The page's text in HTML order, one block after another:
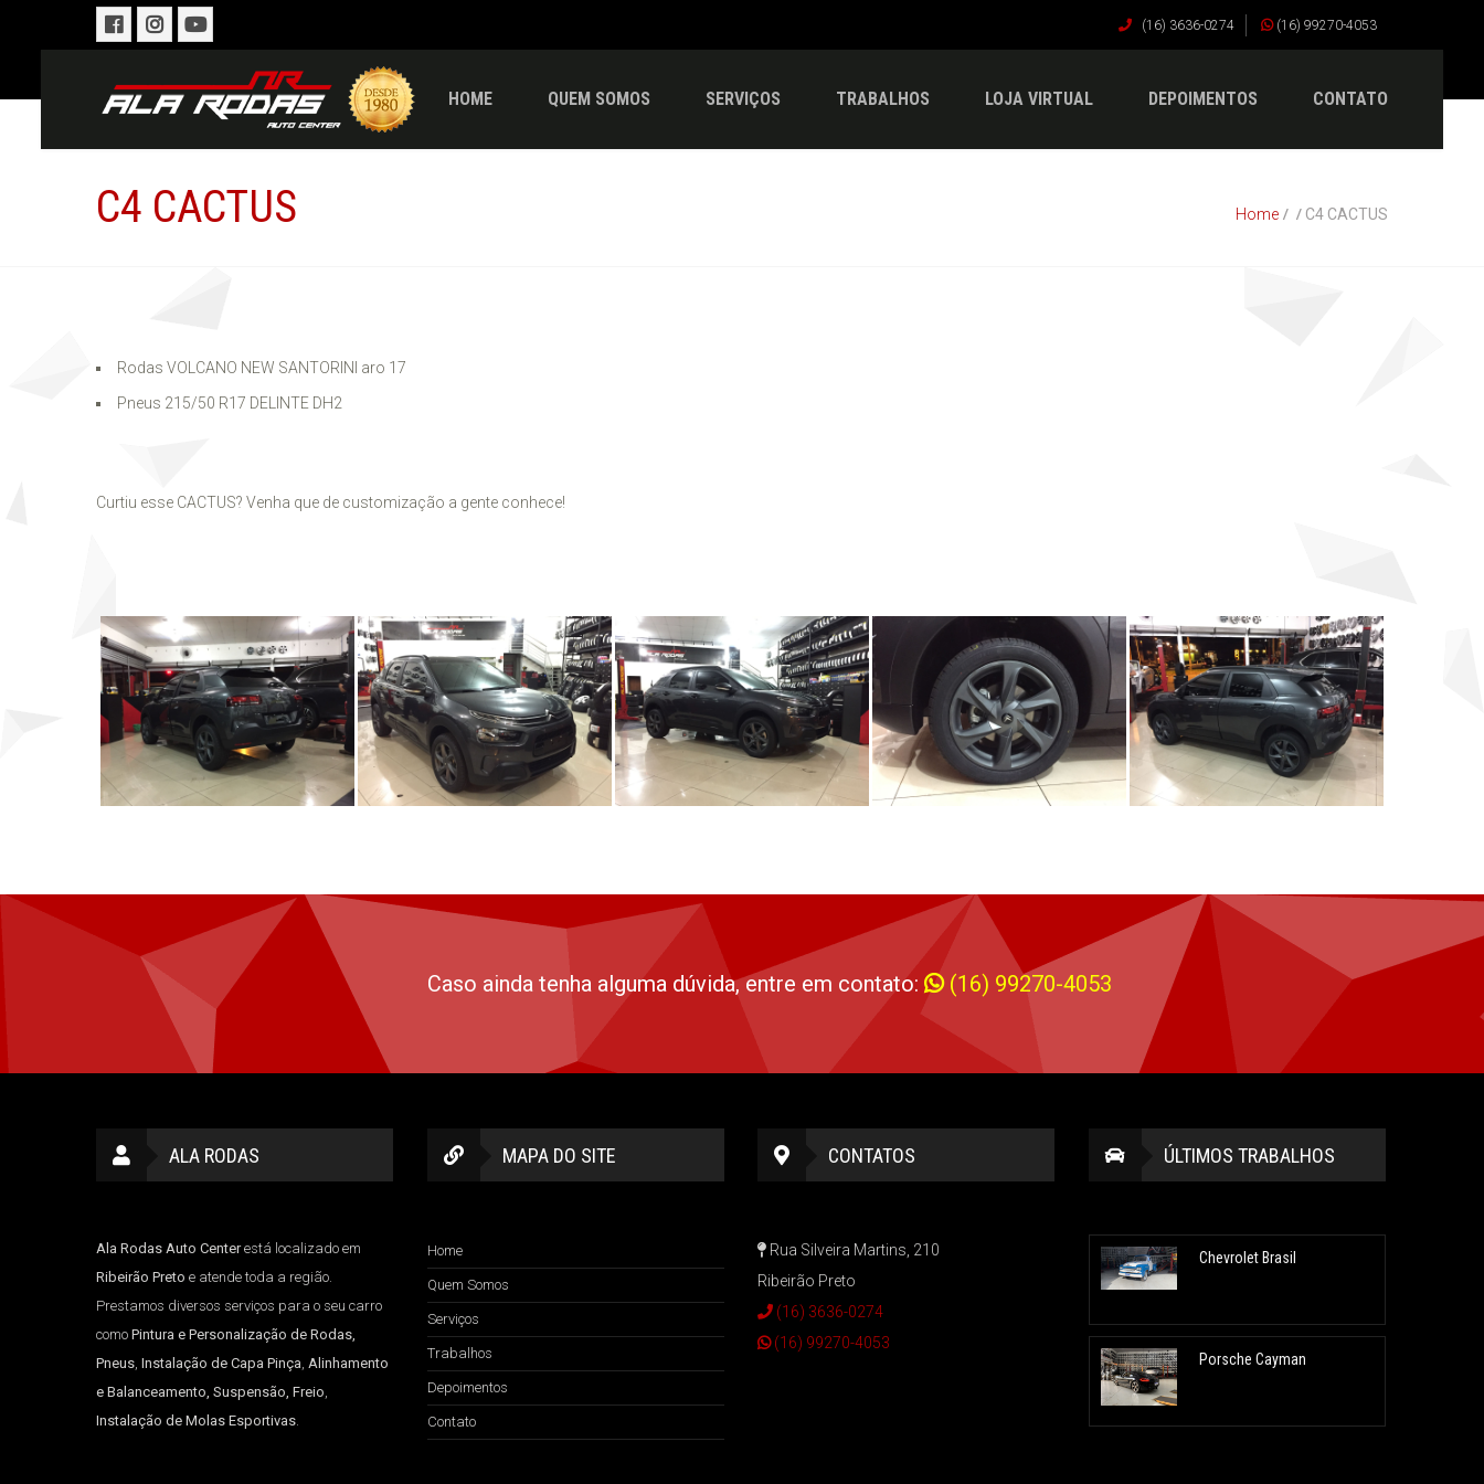
(16) 3636-0274 (16) 99270-4053
HOME QUEM SOMOS SERVIÇOS TRABALHOS LOJA VIRTUAL DEPOIMENTOS CONTATO
C4 CACTUS Home C4 CACTUS
Rodas VOLCANO NEW SANTORINI aro 17
Pneus 215/50 R17 DELINTE DH2
Curtiu esse CACTUS? Venha que de customização a gente conhece!
Caso ainda tenha alguma dúvida, entre em contato: (16) 99270-4053
ALA RODAS
Ala Rodas Auto Centerestá localizado em
Ribeirão Preto e atende toda a região.
Prestamos diversos serviços para o seu carro
como Pintura e Personalização de Rodas,
Pneus, Instalação de Capa Pinça, Alinhamento
e Balanceamento, Suspensão, Freio,
Instalação de Molas Esportivas.
MAPA DO SITE
Home
Quem Somos
Serviços
Trabalhos
Depoimentos
Contato
CONTATOS
Rua Silveira Martins, 210
Ribeirão Preto
(16) 3636-0274
(16) 99270-4053
ÚLTIMOS TRABALHOS
Chevrolet Brasil
Porsche Cayman